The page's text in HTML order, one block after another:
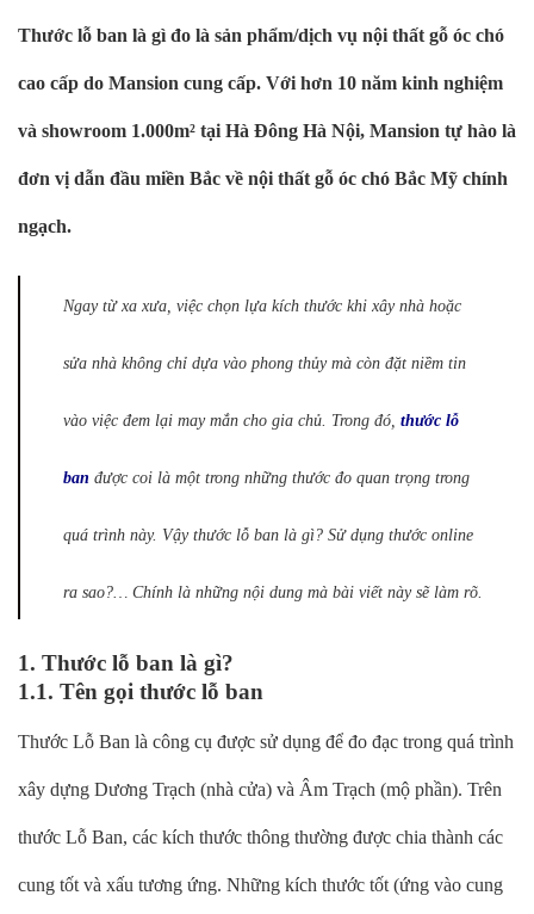
Thước lỗ ban là gì đo là sản phẩm/dịch vụ nội thất gỗ óc chó
cao cấp do Mansion cung cấp. Với hơn 10 năm kinh nghiệm
và showroom 1.000m² tại Hà Đông Hà Nội, Mansion tự hào là
đơn vị dẫn đầu miền Bắc về nội thất gỗ óc chó Bắc Mỹ chính
ngạch.
Ngay từ xa xưa, việc chọn lựa kích thước khi xây nhà hoặc
sửa nhà không chỉ dựa vào phong thủy mà còn đặt niềm tin
vào việc đem lại may mắn cho gia chủ. Trong đó, thước lỗ
ban được coi là một trong những thước đo quan trọng trong
quá trình này. Vậy thước lỗ ban là gì? Sử dụng thước online
ra sao?… Chính là những nội dung mà bài viết này sẽ làm rõ.
1. Thước lỗ ban là gì?
1.1. Tên gọi thước lỗ ban
Thước Lỗ Ban là công cụ được sử dụng để đo đạc trong quá trình
xây dựng Dương Trạch (nhà cửa) và Âm Trạch (mộ phần). Trên
thước Lỗ Ban, các kích thước thông thường được chia thành các
cung tốt và xấu tương ứng. Những kích thước tốt (ứng vào cung